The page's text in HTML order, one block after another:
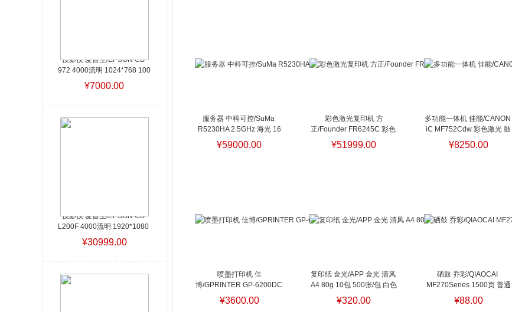
服务器 中科可控/SuMa
R5230HA 2.5GHz 海光 16
核 DDR4 机架式服务器
Linux
¥59000.00
彩色激光复印机 方
正/Founder FR6245C 彩色
双纸盒彩色激光复印机 方
正/Founder FR6245C 彩色
¥51999.00
多功能一体机 佳能/CANON
iC MF752Cdw 彩色激光 鼓
粉一体 A4
¥8250.00
喷墨打印机 佳
博/GPRINTER GP-6200DC
A4
¥3600.00
复印纸 金光/APP 金光 清风
A4 80g 10包 500张/包 白色
复印纸 金光/APP 金光 清风
A4 80g 10包 500张/包 白色
¥320.00
硒鼓 乔彩/QIAOCAI
MF270Series 1500页 普通
装 通用耗材 黑色
彩/QIAOCAI MF270Series
¥88.00
投影仪 爱普生/EPSON CB-
972 4000流明 1024*768 100
投影仪 爱普生/EPSON
CB-972 4000流明 1024*768
¥7000.00
投影仪 爱普生/EPSON CB-
L200F 4000流明 1920*1080
100英寸投影仪 爱普
生/EPSON CB-L200F 4000流
¥30999.00